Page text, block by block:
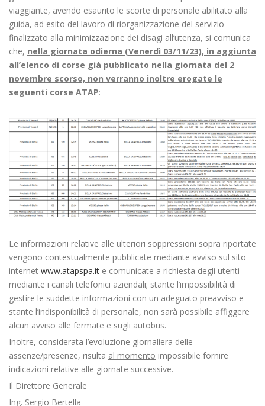
viaggiante, avendo esaurito le scorte di personale abilitato alla
guida, ad esito del lavoro di riorganizzazione del servizio
finalizzato alla minimizzazione dei disagi all’utenza, si comunica
che, nella giornata odierna (Venerdì 03/11/23), in aggiunta
all’elenco di corse già pubblicato nella giornata del 2
novembre scorso, non verranno inoltre erogate le
seguenti corse ATAP:
Le informazioni relative alle ulteriori soppressioni sopra riportate
vengono contestualmente pubblicate mediante avviso sul sito
internet www.atapspa.it e comunicate a richiesta degli utenti
mediante i canali telefonici aziendali; stante l’impossibilità di
gestire le suddette informazioni con un adeguato preavviso e
stante l’indisponibilità di personale, non sarà possibile affiggere
alcun avviso alle fermate e sugli autobus.
Inoltre, considerata l’evoluzione giornaliera delle
assenze/presenze, risulta al momento impossibile fornire
indicazioni relative alle giornate successive.
Il Direttore Generale
Ing. Sergio Bertella